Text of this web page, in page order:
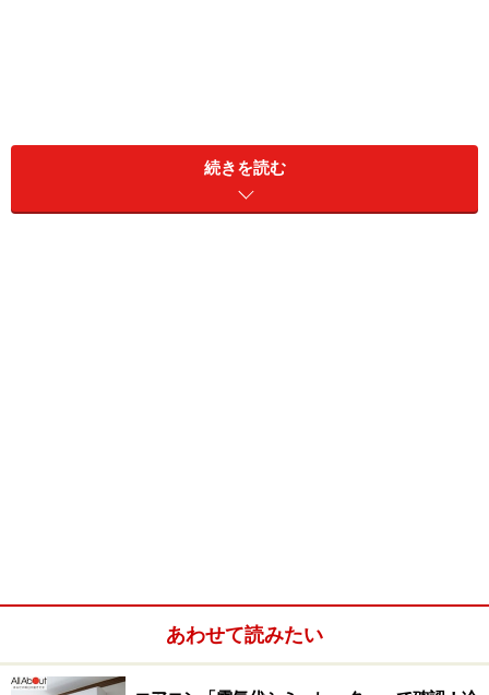
消費者ニーズを満たすラインナップ！
コンパクトサイズが売りの富士通ゼネラル。中でも標準
続きを読む
あわせて読みたい